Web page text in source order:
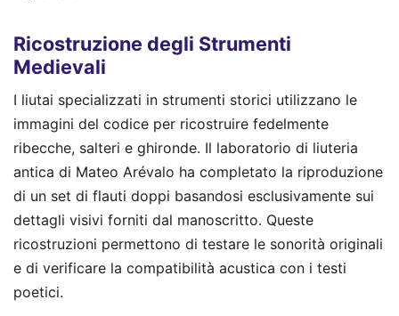
Ricostruzione degli Strumenti
Medievali
I liutai specializzati in strumenti storici utilizzano le
immagini del codice per ricostruire fedelmente
ribecche, salteri e ghironde. Il laboratorio di liuteria
antica di Mateo Arévalo ha completato la riproduzione
di un set di flauti doppi basandosi esclusivamente sui
dettagli visivi forniti dal manoscritto. Queste
ricostruzioni permettono di testare le sonorità originali
e di verificare la compatibilità acustica con i testi
poetici.